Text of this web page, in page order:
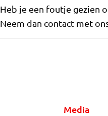
Heb je een foutje gezien
Neem dan contact met
Media